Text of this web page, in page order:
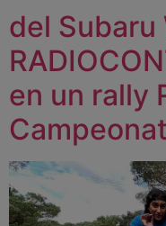
del Subaru
en un rally